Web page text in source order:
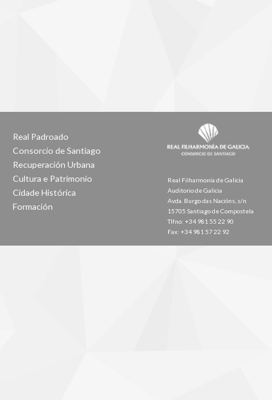
Real Padroado
Consorcio de Santiago
Recuperación Urbana
Cultura e Patrimonio
Cidade Histórica
Formación
Real Filharmonía de Galicia
Auditorio de Galicia
Avda. Burgo das Nacións, s/n
15705 Santiago de Compostela
Tlfno: +34 981 55 22 90
Fax: +34 981 57 22 92